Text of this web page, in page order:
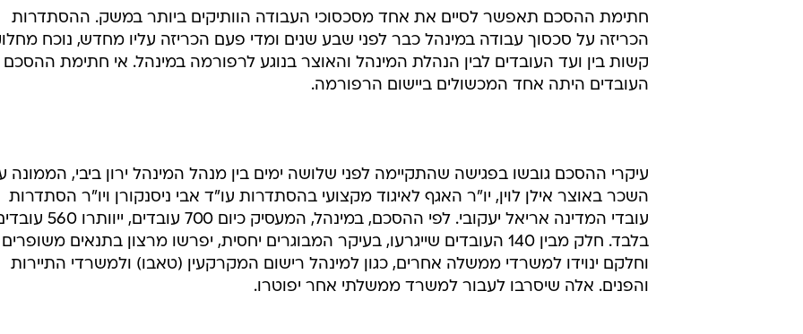
חתימת ההסכם תאפשר לסיים את אחד מסכסוכי העבודה הוותיקים ביותר במשק. ההסתדרות
הכריזה על סכסוך עבודה במינהל כבר לפני שבע שנים ומדי פעם הכריזה עליו מחדש, נוכח
קשות בין ועד העובדים לבין הנהלת המינהל והאוצר בנוגע לרפורמה במינהל. אי חתימת
העובדים היתה אחד המכשולים ביישום הרפורמה.
עיקרי ההסכם גובשו בפגישה שהתקיימה לפני שלושה ימים בין מנהל המינהל ירון ביבי, הממונה
השכר באוצר אילן לוין, יו"ר האגף לאיגוד מקצועי בהסתדרות עו"ד אבי ניסנקורן ויו"ר הסתדרות
עובדי המדינה אריאל יעקובי. לפי ההסכם, במינהל, המעסיק כיום 700 עובדים,
בלבד. חלק מבין 140 העובדים שייגרעו, בעיקר המבוגרים יחסית, יפרשו מרצון בתנאים משופרים
וחלקם ינוידו למשרדי ממשלה אחרים, כגון למינהל רישום המקרקעין (טאבו) ולמשרדי התיירות
והפנים. אלה שיסרבו לעבור למשרד ממשלתי אחר יפוטרו.